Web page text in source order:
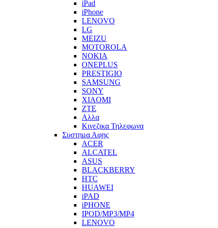
iPad
iPhone
LENOVO
LG
MEIZU
MOTOROLA
NOKIA
ONEPLUS
PRESTIGIO
SAMSUNG
SONY
XIAOMI
ZTE
Αλλα
Κινεζικα Τηλεφωνα
Συστημα Αφης
ACER
ALCATEL
ASUS
BLACKBERRY
HTC
HUAWEI
iPAD
iPHONE
IPOD/MP3/MP4
LENOVO